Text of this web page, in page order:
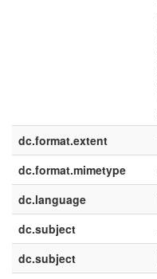
dc.format.extent
dc.format.mimetype
dc.language
dc.subject
dc.subject